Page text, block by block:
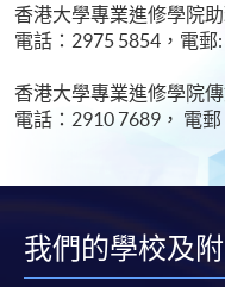
香港大學專業進修學院
電話：2975 5854，電郵:
香港大學專業進修學院
電話：2910 7689， 電郵
我們的學校及